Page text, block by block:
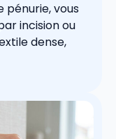
pénurie, vous
incision ou
dense,